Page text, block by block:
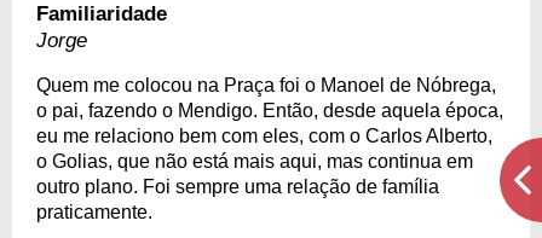
Familiaridade
Jorge
Quem me colocou na Praça foi o Manoel de Nóbrega,
o pai, fazendo o Mendigo. Então, desde aquela época,
eu me relaciono bem com eles, com o Carlos Alberto,
o Golias, que não está mais aqui, mas continua em
outro plano. Foi sempre uma relação de família
praticamente.